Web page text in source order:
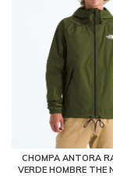
CHOMPA ANTORA
VERDE HOMBRE THE